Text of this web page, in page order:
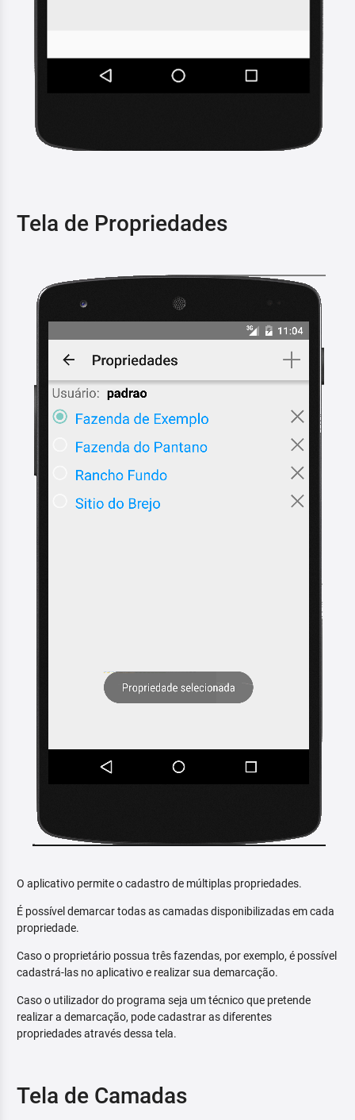
Tela de Propriedades
O aplicativo permite o cadastro de múltiplas propriedades.
É possível demarcar todas as camadas disponibilizadas em cada
propriedade.
Caso o proprietário possua três fazendas, por exemplo, é possível
cadastrá-las no aplicativo e realizar sua demarcação.
Caso o utilizador do programa seja um técnico que pretende
realizar a demarcação, pode cadastrar as diferentes
propriedades através dessa tela.
Tela de Camadas